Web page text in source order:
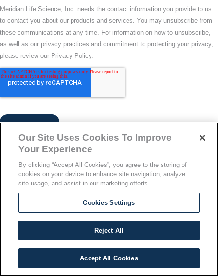
By submitting your information in this form, you agree
that your personal information may be stored and
processed in any country where we have facilities or
service providers, and by using our “Contact Us” page
you agree to the transfer of information to countries
outside of your country of residence, including to the
United States, which may provide for different data
protection rules than in your country. The information
you submit will be governed by ourPrivacy Statement.
Our Site Uses Cookies To Improve
Your Experience
By clicking “Accept All Cookies”, you agree to the storing of
cookies on your device to enhance site navigation, analyze
site usage, and assist in our marketing efforts.
Cookies Settings
Reject All
Accept All Cookies